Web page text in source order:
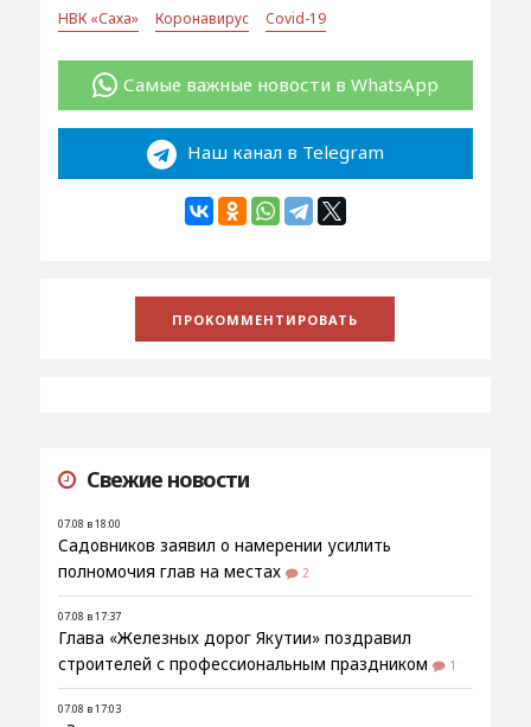
НВК «Саха» Коронавирус Covid-19
Самые важные новости в WhatsApp
Наш канал в Telegram
Свежие новости
07.08 в 18:00
Садовников заявил о намерении усилить
полномочия глав на местах
2
07.08 в 17:37
Глава «Железных дорог Якутии» поздравил
строителей с профессиональным праздником
1
07.08 в 17:03